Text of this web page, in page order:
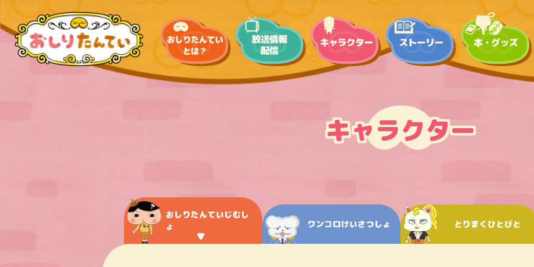
キャラクター
おしりたんていじむし
ょ
ワンコロけいさつしょ とりまくひとびと